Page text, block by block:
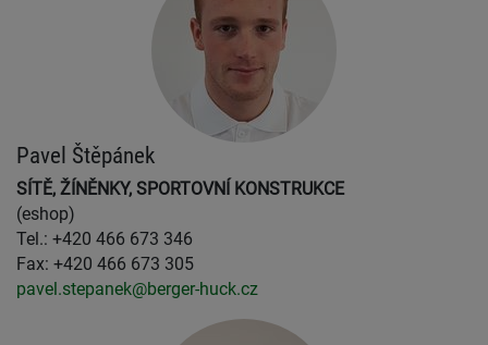
Pavel Štěpánek
SÍTĚ, ŽÍNĚNKY, SPORTOVNÍ KONSTRUKCE
(eshop)
Tel.: +420 466 673 346
Fax: +420 466 673 305
pavel.stepanek@berger-huck.cz